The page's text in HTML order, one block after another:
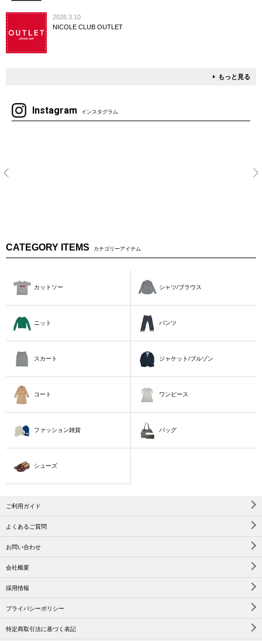
2026.3.10
NICOLE CLUB OUTLET
もっと見る
Instagram インスタグラム
CATEGORY ITEMS カテゴリーアイテム
カットソー シャツ/ブラウス
ニット パンツ
スカート ジャケット/ブルゾン
コート ワンピース
ファッション雑貨 バッグ
シューズ
ご利用ガイド
よくあるご質問
お問い合わせ
会社概要
採用情報
プライバシーポリシー
特定商取引法に基づく表記